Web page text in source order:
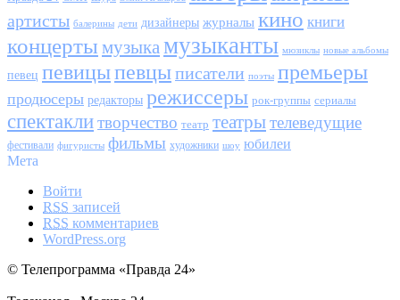
артисты балерины дети дизайнеры журналы кино книги
концерты музыка музыканты мюзиклы новые альбомы
певец певицыпевцыписатели поэты премьеры
продюсеры редакторы режиссеры рок-группы сериалы
спектаклитворчество театр театрытелеведущие
фестивали фигуристы фильмы художники шоу юбилеи
Мета
Войти
RSS записей
RSS комментариев
WordPress.org
© Телепрограмма «Правда 24»